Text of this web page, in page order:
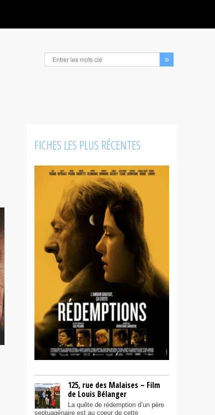
FICHES LES PLUS RÉCENTES
125, rue des Malaises – Film
de Louis Bélanger
La quête de rédemption d’un père
septuagénaire est au coeur de cette